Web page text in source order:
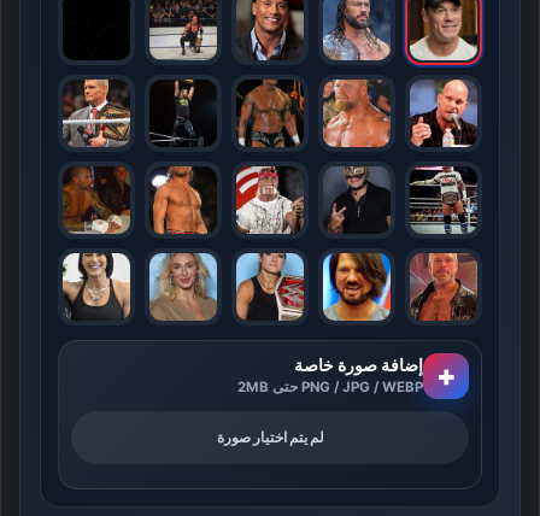
+ إضافة صورة خاصة
PNG / JPG / WEBP حتى 2MB
لم يتم اختيار صورة